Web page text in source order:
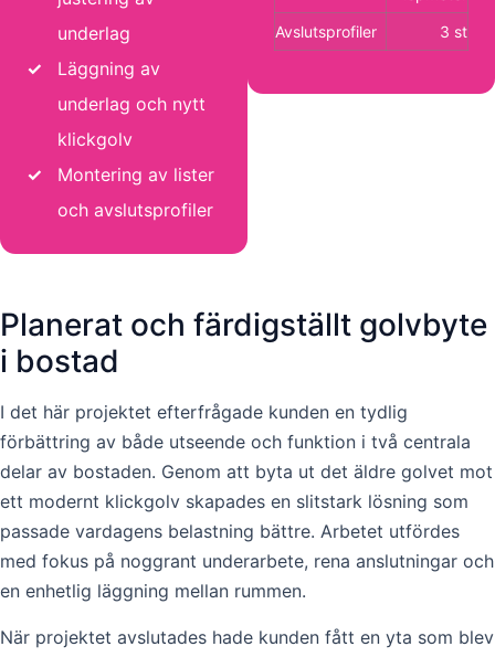
underlag
✓
Läggning av
underlag och nytt
klickgolv
✓
Montering av lister
och avslutsprofiler
Avslutsprofiler
3 st
Planerat och färdigställt golvbyte
i bostad
I det här projektet efterfrågade kunden en tydlig
förbättring av både utseende och funktion i två centrala
delar av bostaden. Genom att byta ut det äldre golvet mot
ett modernt klickgolv skapades en slitstark lösning som
passade vardagens belastning bättre. Arbetet utfördes
med fokus på noggrant underarbete, rena anslutningar och
en enhetlig läggning mellan rummen.
När projektet avslutades hade kunden fått en yta som blev